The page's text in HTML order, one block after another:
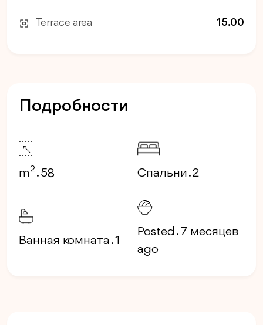
Terrace area 15.00
Подробности
m2 . 58 Спальни . 2
Ванная комната . 1
Posted . 7 месяцев
ago